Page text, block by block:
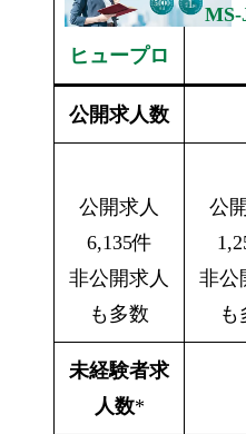
ヒュープロ
MS-
公開求人数
公開求人
6,135件
非公開求人
も多数
公
非公
も
未経験者求
人数*